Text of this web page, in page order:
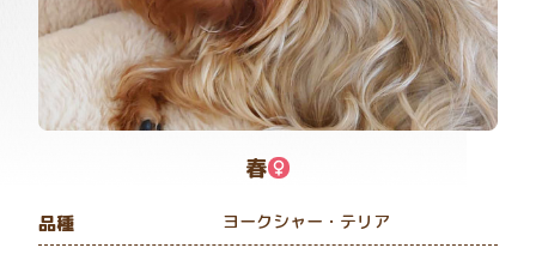
春
品種 ヨークシャー・テリア